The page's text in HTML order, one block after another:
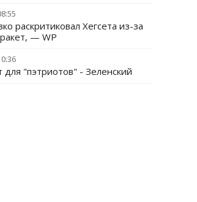
раскритиковал Хегсета из-за
— WP
для "пэтриотов" - Зеленский